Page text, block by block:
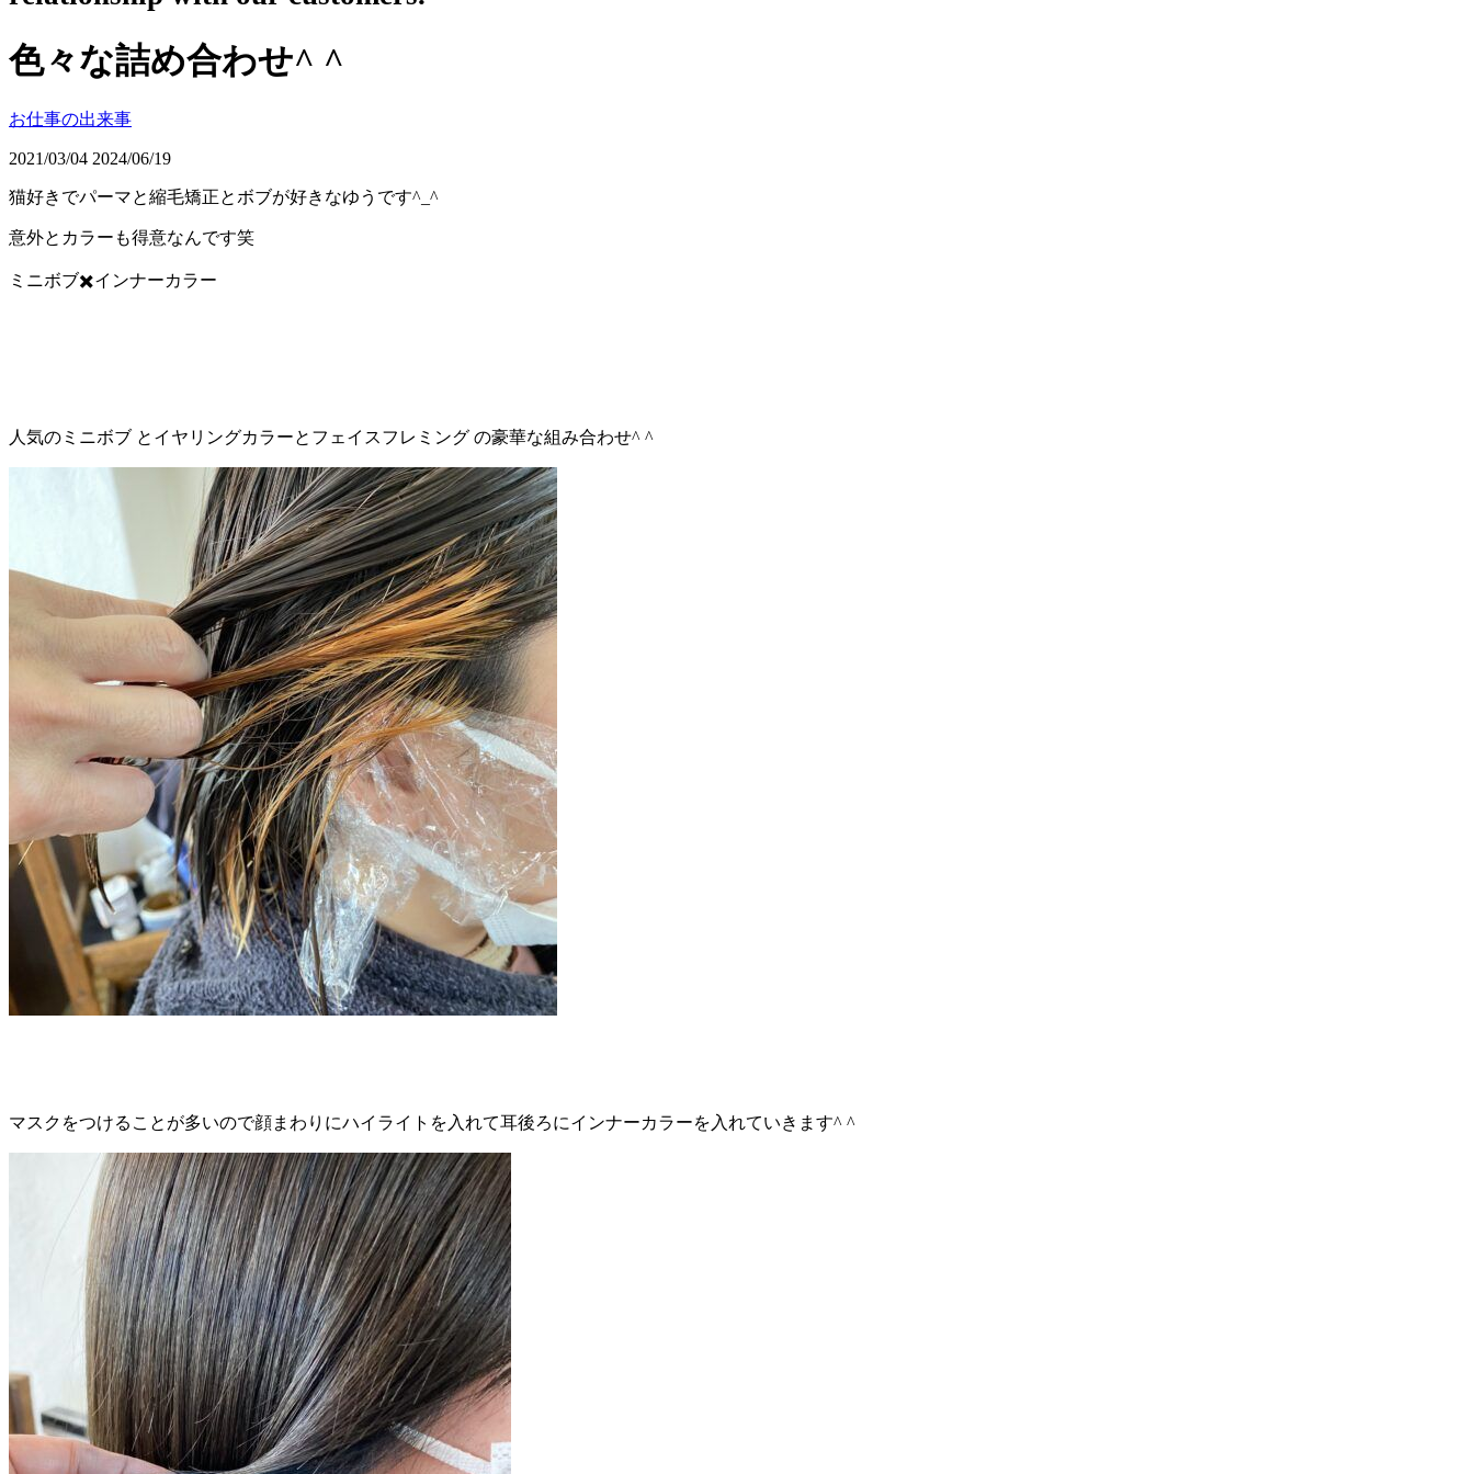
色々な詰め合わせ^ ^
お仕事の出来事
2021/03/04 2024/06/19
猫好きでパーマと縮毛矯正とボブが好きなゆうです^_^
意外とカラーも得意なんです笑
ミニボブ✖️インナーカラー
人気のミニボブ とイヤリングカラーとフェイスフレミング の豪華な組み合わせ^ ^
マスクをつけることが多いので顔まわりにハイライトを入れて耳後ろにインナーカラーを入れていきます^ ^